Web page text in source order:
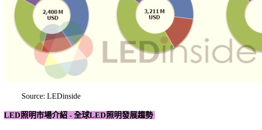
Source: LEDinside
LED照明市場介紹 - 全球LED照明發展趨勢